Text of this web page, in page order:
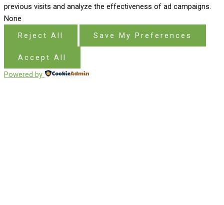
previous visits and analyze the effectiveness of ad campaigns.
None
Reject All
Save My Preferences
Accept All
Powered by